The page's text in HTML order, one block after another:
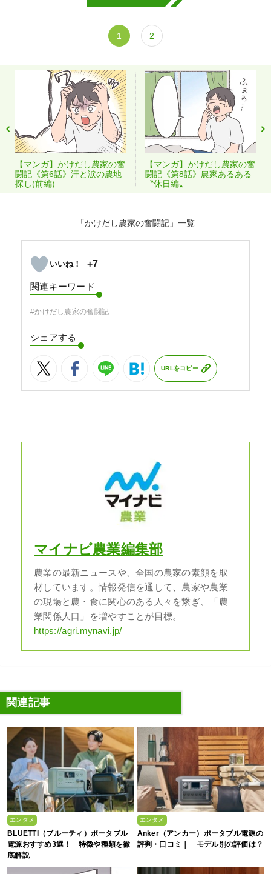
1 2
【マンガ】かけだし農家の奮
闘記《第6話》汗と涙の農地
探し(前編)
【マンガ】かけだし農家の奮
闘記《第8話》農家あるある
〝休日編〟
「かけだし農家の奮闘記」
+7
関連キーワード
#かけだし農家の奮闘記
シェアする
URLをコピー
マイナビ農業編集部
農業の最新ニュースや、全国の農家の素顔を取
材しています。情報発信を通して、農家や農業
の現場と農・食に関心のある人々を繋ぎ、「農
業関係人口」を増やすことが目標。
https://agri.mynavi.jp/
関連記事
エンタメ
BLUETTI（ブルーティ）ポータブル
電源おすすめ3選！ 特徴や種類を徹
底解説
エンタメ
Anker（アンカー）ポータブル電源の
評判・口コミ｜ モデル別の評価は？